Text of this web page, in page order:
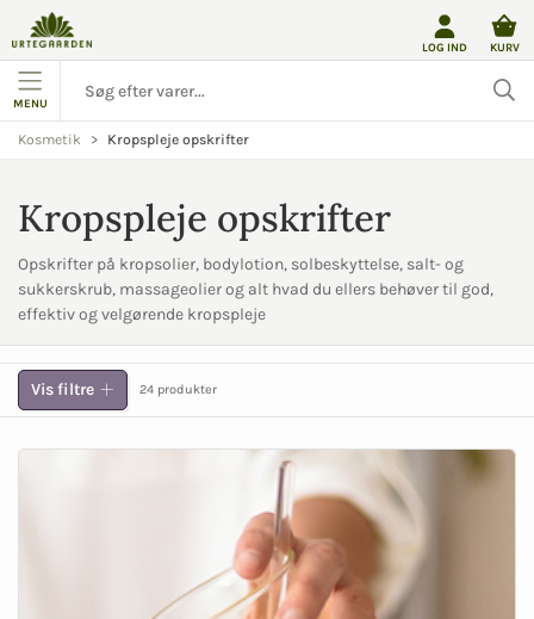
LOG IND KURV
MENU
Kosmetik Kropspleje opskrifter
Kropspleje opskrifter
Opskrifter på kropsolier, bodylotion, solbeskyttelse, salt- og
sukkerskrub, massageolier og alt hvad du ellers behøver til god,
effektiv og velgørende kropspleje
Vis filtre 24 produkter